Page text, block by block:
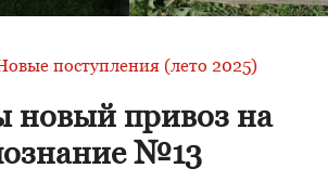
поступления (лето 2025)
новый привоз на
№13